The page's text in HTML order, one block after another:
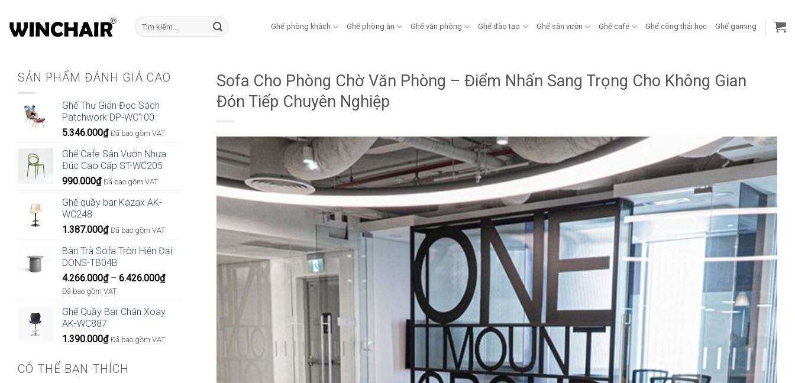
qua
Tìm
kiếm:
Ghế phòng khách Ghế phòng ăn Ghế văn phòng Ghế đào tạo Ghế sân vườn Ghế cafe Ghế công thái học Ghế gaming
SẢN PHẨM ĐÁNH GIÁ CAO
Ghế Thư Giãn Đọc Sách
Patchwork DP-WC100
5.346.000₫ Đã bao gồm VAT
Ghế Cafe Sân Vườn Nhựa
Đúc Cao Cấp ST-WC205
990.000₫ Đã bao gồm VAT
Ghế quầy bar Kazax AK-
WC248
1.387.000₫ Đã bao gồm VAT
Bàn Trà Sofa Tròn Hiện Đại
DONS-TB04B
4.266.000₫ – 6.426.000₫Khoảng
4.266.000₫
6.426.000₫
Đã bao gồm VAT
Ghế Quầy Bar Chân Xoay
AK-WC887
1.390.000₫ Đã bao gồm VAT
CÓ THỂ BẠN THÍCH
Sofa Cho Phòng Chờ Văn Phòng – Điểm Nhấn Sang Trọng Cho Không Gian
Đón Tiếp Chuyên Nghiệp